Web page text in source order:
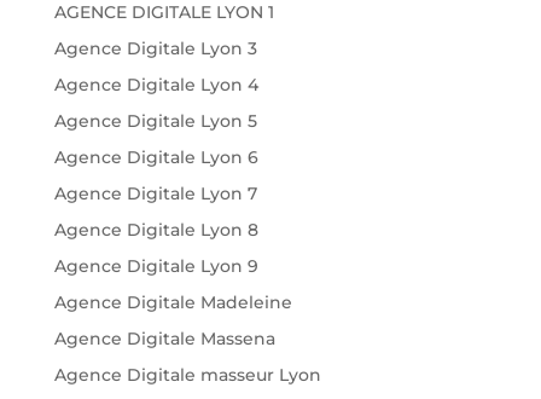
AGENCE DIGITALE LYON 1
Agence Digitale Lyon 3
Agence Digitale Lyon 4
Agence Digitale Lyon 5
Agence Digitale Lyon 6
Agence Digitale Lyon 7
Agence Digitale Lyon 8
Agence Digitale Lyon 9
Agence Digitale Madeleine
Agence Digitale Massena
Agence Digitale masseur Lyon